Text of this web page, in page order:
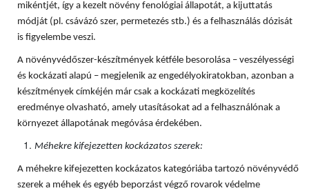
mikéntjét, így a kezelt növény fenológiai állapotát, a kijuttatás
módját (pl. csávázó szer, permetezés stb.) és a felhasználás dózisát
is figyelembe veszi.
A növényvédőszer-készítmények kétféle besorolása – veszélyességi
és kockázati alapú – megjelenik az engedélyokiratokban, azonban a
készítmények címkéjén már csak a kockázati megközelítés
eredménye olvasható, amely utasításokat ad a felhasználónak a
környezet állapotának megóvása érdekében.
Méhekre kifejezetten kockázatos szerek:
A méhekre kifejezetten kockázatos kategóriába tartozó növényvédő
szerek a méhek és egyéb beporzást végző rovarok védelme